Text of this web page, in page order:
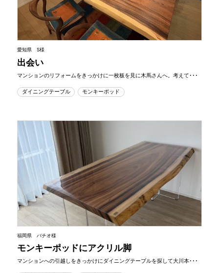
愛知県 S様
出会い
マンションのリフォームをきっかけに一枚板を見に木馬さんへ。考えて･･･
ダイニングテーブル モンキーポッド
福岡県 バチオ様
モンキーポッドにアクリル脚
マンションへの引越しをきっかけにダイニングテーブルを探して大川本･･･